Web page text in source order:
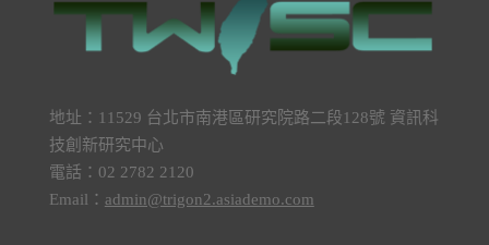
地址：11529 台北市南港區研究院路二段128號 資訊科
技創新研究中心
電話：02 2782 2120
Email： admin@trigon2.asiademo.com